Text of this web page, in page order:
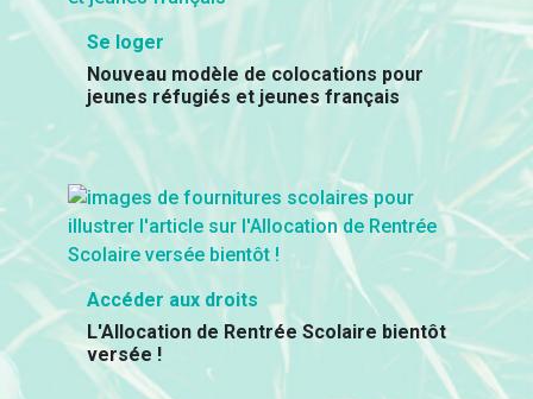
Se loger
Nouveau modèle de colocations pour
jeunes réfugiés et jeunes français
Accéder aux droits
L'Allocation de Rentrée Scolaire bientôt
versée !